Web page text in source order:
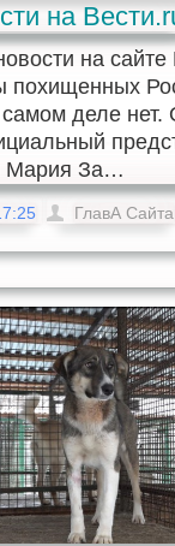
на
на сайте
похищенных
деле нет.
Мария За…
ГлавА Сайта